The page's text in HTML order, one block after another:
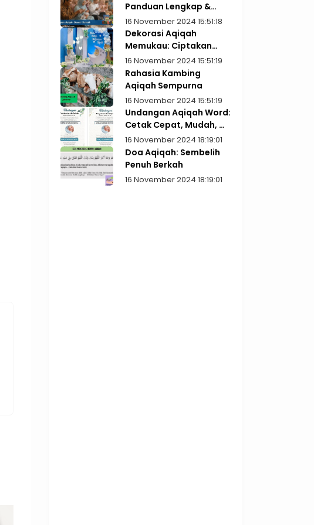
Panduan Lengkap &
Praktis
16 November 2024 15:51:18
Dekorasi Aqiqah
Memukau: Ciptakan
Kenangan Indah
16 November 2024 15:51:19
Rahasia Kambing
Aqiqah Sempurna
16 November 2024 15:51:19
Undangan Aqiqah Word:
Cetak Cepat, Mudah, &
Gratis!
16 November 2024 18:19:01
Doa Aqiqah: Sembelih
Penuh Berkah
16 November 2024 18:19:01